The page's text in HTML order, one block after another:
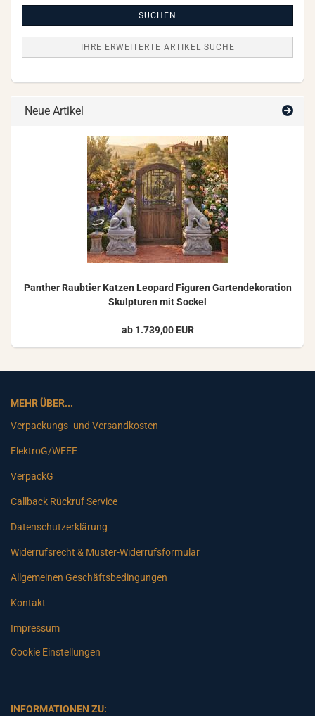
SUCHEN
IHRE ERWEITERTE ARTIKEL SUCHE
Neue Artikel
Pan­ther Raub­tier Kat­zen Leo­pard Fi­gu­ren Gar­ten­de­ko­ra­ti­on
Skulp­tu­ren mit So­ckel
ab 1.739,00 EUR
MEHR ÜBER...
Verpackungs- und Versandkosten
ElektroG/WEEE
VerpackG
Callback Rückruf Service
Datenschutzerklärung
Widerrufsrecht & Muster-Widerrufsformular
Allgemeinen Geschäftsbedingungen
Kontakt
Impressum
Cookie Einstellungen
INFORMATIONEN ZU: